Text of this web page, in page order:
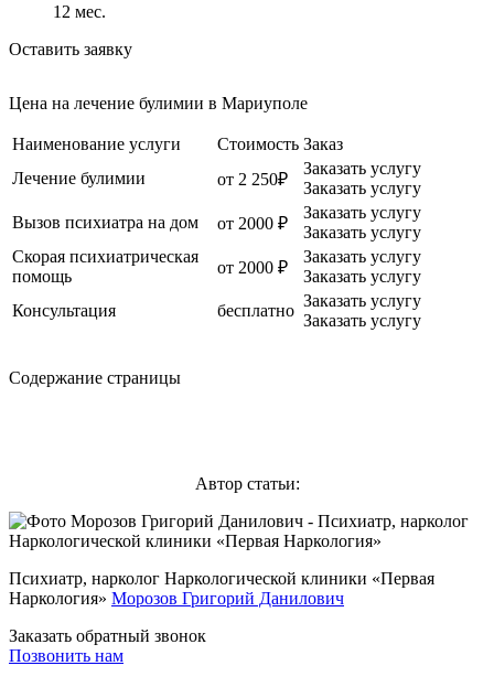
12 мес.
Оставить заявку
Цена на лечение булимии в Мариуполе
Наименование услуги Стоимость Заказ
Лечение булимии
от 2 250₽
Заказать услугу
Заказать услугу
Вызов психиатра на дом
от 2000 ₽
Заказать услугу
Заказать услугу
Скорая психиатрическая
помощь
от 2000 ₽
Заказать услугу
Заказать услугу
Консультация
бесплатно
Заказать услугу
Заказать услугу
Содержание страницы
Автор статьи:
Психиатр, нарколог Наркологической клиники «Первая
Наркология» Морозов Григорий Данилович
Заказать обратный звонок
Позвонить нам